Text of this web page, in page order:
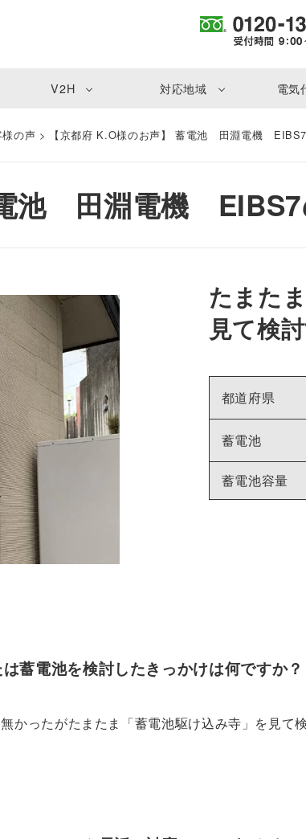
V2H 対応地域 電気
の声 > 【京都府 K.O様のお声】 蓄電池 田淵電機
電池 田淵電機
たまた
見て検
都道府県
蓄電池
蓄電池容量
は蓄電池を検討したきっかけは何ですか
かったがたまたま「蓄電池駆け込み寺」を見て